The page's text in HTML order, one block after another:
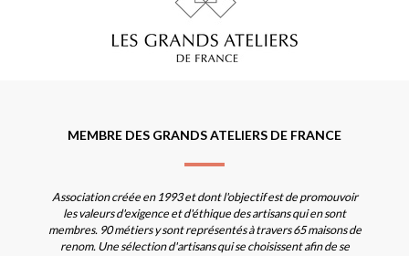
MEMBRE DES GRANDS ATELIERS DE FRANCE
Association créée en 1993 et dont l'objectif est de promouvoir
les valeurs d'exigence et d'éthique des artisans qui en sont
membres. 90 métiers y sont représentés à travers 65 maisons de
renom. Une sélection d'artisans qui se choisissent afin de se